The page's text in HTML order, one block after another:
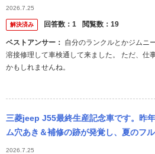
ついているので、素人考えで 溶接補強
いかと思っ...
2026.7.25
解決済み 回答数： 1 閲覧数： 19
ベストアンサー：
溶接修理して車検通して来ました。 ただ、仕
かもしれませんね。
三菱jeep J55最終生産記念車です。昨
ム穴あき＆補修の跡が発覚し、夏のフ
んから乗ってはいけない認定を受けて
2026.7.25